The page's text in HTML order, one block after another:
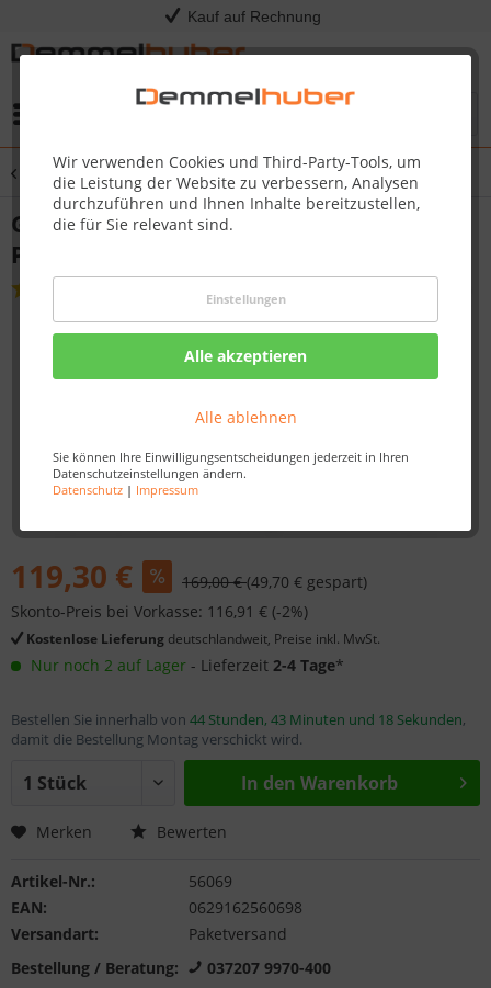
Kauf auf Rechnung
Wir verwenden Cookies und Third-Party-Tools, um
die Leistung der Website zu verbessern, Analysen
durchzuführen und Ihnen Inhalte bereitzustellen,
die für Sie relevant sind.
Einstellungen
Alle akzeptieren
Alle ablehnen
Sie können Ihre Einwilligungsentscheidungen jederzeit in Ihren
Datenschutzeinstellungen ändern.
Datenschutz| Impressum
Übersicht Grillgeschirr & Planchas
Gusseisen Plancha - Prestige/Prestige
PRO, Einbau Serien 500/700
119,30 € 169,00 €(49,70 € gespart)
Skonto-Preis bei Vorkasse: 116,91 € (-2%)
Kostenlose Lieferung deutschlandweit, Preise inkl. MwSt.
Nur noch 2 auf Lager - Lieferzeit 2-4 Tage*
Bestellen Sie innerhalb von 44 Stunden, 43 Minuten und 18 Sekunden,
damit die Bestellung Montag verschickt wird.
In den Warenkorb
Merken Bewerten
Artikel-Nr.:
56069
EAN:
0629162560698
Versandart:
Paketversand
Bestellung / Beratung:
037207 9970-400